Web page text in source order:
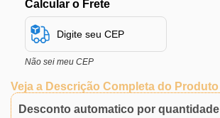
Calcular o Frete
Não sei meu CEP
Veja a Descrição Completa do Produto
Desconto automatico por quantidade